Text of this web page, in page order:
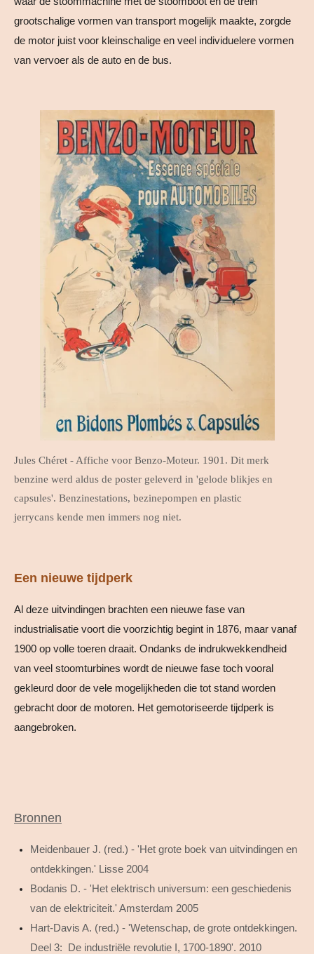
grootschalige vormen van transport mogelijk maakte, zorgde
de motor juist voor kleinschalige en veel individuelere vormen
van vervoer als de auto en de bus.
Jules Chéret - Affiche voor Benzo-Moteur. 1901. Dit merk
benzine werd aldus de poster geleverd in 'gelode blikjes en
capsules'. Benzinestations, bezinepompen en plastic
jerrycans kende men immers nog niet.
Een nieuwe tijdperk
Al deze uitvindingen brachten een nieuwe fase van
industrialisatie voort die voorzichtig begint in 1876, maar vanaf
1900 op volle toeren draait. Ondanks de indrukwekkendheid
van veel stoomturbines wordt de nieuwe fase toch vooral
gekleurd door de vele mogelijkheden die tot stand worden
gebracht door de motoren. Het gemotoriseerde tijdperk is
aangebroken.
Bronnen
Meidenbauer J. (red.) - 'Het grote boek van uitvindingen en
ontdekkingen.' Lisse 2004
Bodanis D. - 'Het elektrisch universum: een geschiedenis
van de elektriciteit.' Amsterdam 2005
Hart-Davis A. (red.) - 'Wetenschap, de grote ontdekkingen.
Deel 3: De industriële revolutie I, 1700-1890'. 2010